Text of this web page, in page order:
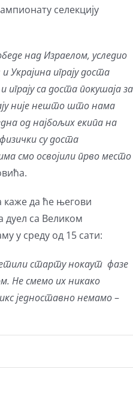
селекцију
над Израелом, уследио
Украјина играју доста
са доста покушаја за
није нешто што нама
од најбољих екипа на
физички су доста
смо освојили прво место
каже да ће његови
дуел са Великом
у среду од 15 сати:
старту нокаут фазе
Не смемо их никако
једноставно немамо–